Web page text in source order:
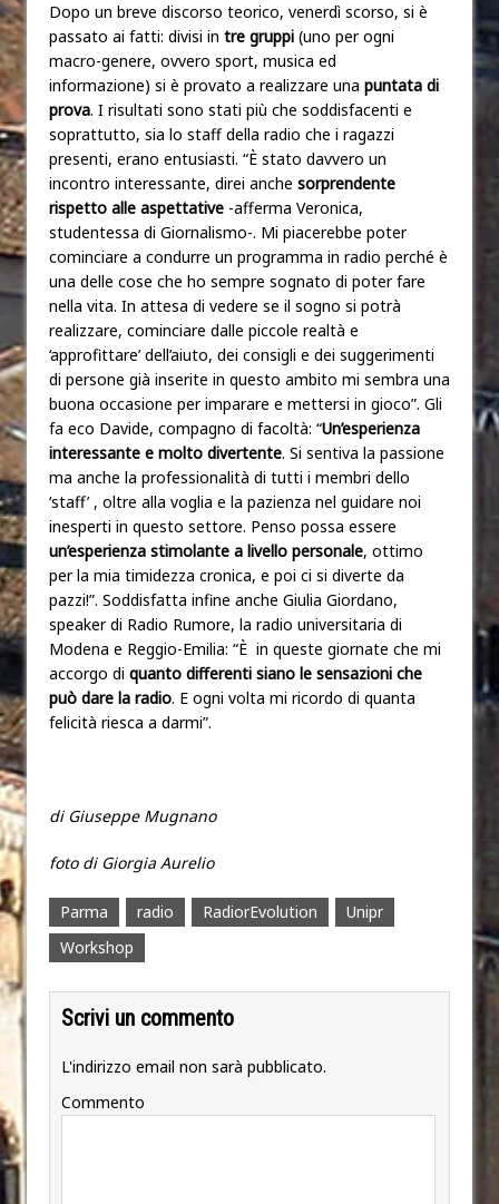
Dopo un breve discorso teorico, venerdì scorso, si è
passato ai fatti: divisi in tre gruppi (uno per ogni
macro-genere, ovvero sport, musica ed
informazione) si è provato a realizzare una puntata di
prova. I risultati sono stati più che soddisfacenti e
soprattutto, sia lo staff della radio che i ragazzi
presenti, erano entusiasti. “È stato davvero un
incontro interessante, direi anche sorprendente
rispetto alle aspettative -afferma Veronica,
studentessa di Giornalismo-. Mi piacerebbe poter
cominciare a condurre un programma in radio perché è
una delle cose che ho sempre sognato di poter fare
nella vita. In attesa di vedere se il sogno si potrà
realizzare, cominciare dalle piccole realtà e
‘approfittare’ dell’aiuto, dei consigli e dei suggerimenti
di persone già inserite in questo ambito mi sembra una
buona occasione per imparare e mettersi in gioco”. Gli
fa eco Davide, compagno di facoltà: “Un’esperienza
interessante e molto divertente. Si sentiva la passione
ma anche la professionalità di tutti i membri dello
‘staff’ , oltre alla voglia e la pazienza nel guidare noi
inesperti in questo settore. Penso possa essere
un’esperienza stimolante a livello personale, ottimo
per la mia timidezza cronica, e poi ci si diverte da
pazzi!”. Soddisfatta infine anche Giulia Giordano,
speaker di Radio Rumore, la radio universitaria di
Modena e Reggio-Emilia: “È in queste giornate che mi
accorgo di quanto differenti siano le sensazioni che
può dare la radio. E ogni volta mi ricordo di quanta
felicità riesca a darmi”.
di Giuseppe Mugnano
foto di Giorgia Aurelio
Parma radio RadiorEvolution
Unipr
Workshop
Scrivi un commento
L'indirizzo email non sarà pubblicato.
Commento